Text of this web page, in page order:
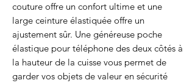
couture offre un confort ultime et une
large ceinture élastiquée offre un
ajustement sûr. Une généreuse poche
élastique pour téléphone des deux côtés à
la hauteur de la cuisse vous permet de
garder vos objets de valeur en sécurité